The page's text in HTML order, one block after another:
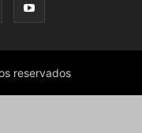
reservados